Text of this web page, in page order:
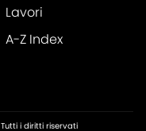
Lavori
A-Z Index
Tutti i diritti riservati